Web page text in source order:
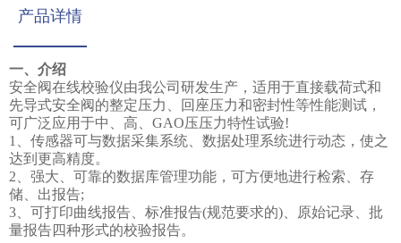
产品详情
‌一、 介绍
安全阀在线校验仪由我公司研发生产，适用于直接载荷式和
先导式安全阀的整定压力、回座压力和密封性等性能测试，
可广泛应用于中、高、 GAO压压力特性试验!
1、 传感器可与数据采集系统、数据处理系统进行动态，使之
达到更高精度。
2、 强大、可靠的数据库管理功能，可方便地进行检索、存
储、出报告;
3、可打印曲线报告、标准报告(规范要求的)、原始记录、批
量报告四种形式的校验报告。